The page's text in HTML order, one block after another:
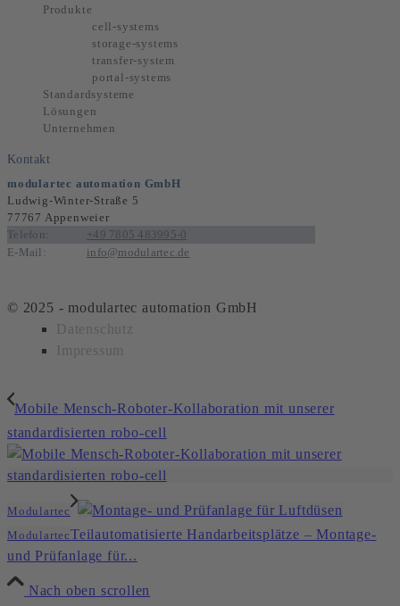
Produkte
cell-systems
storage-systems
transfer-system
portal-systems
Standardsysteme
Lösungen
Unternehmen
Kontakt
modulartec automation GmbH
Ludwig-Winter-Straße 5
77767 Appenweier
Telefon:
+49 7805 483995-0
E-Mail:
info@modulartec.de
© 2025 - modulartec automation GmbH
Datenschutz
Impressum
Mobile Mensch-Roboter-Kollaboration mit unserer
standardisierten robo-cell
Modulartec
ModulartecTeilautomatisierte Handarbeitsplätze – Montage-
und Prüfanlage für...
Nach oben scrollen